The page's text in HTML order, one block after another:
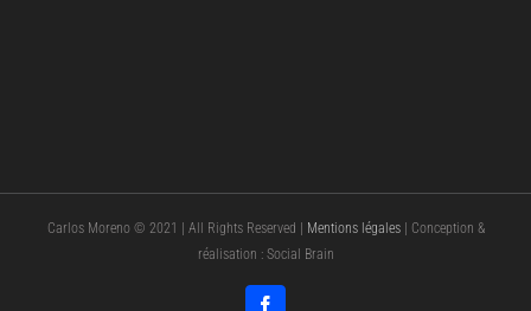
Carlos Moreno © 2021 | All Rights Reserved | Mentions légales| Conception &
réalisation : Social Brain